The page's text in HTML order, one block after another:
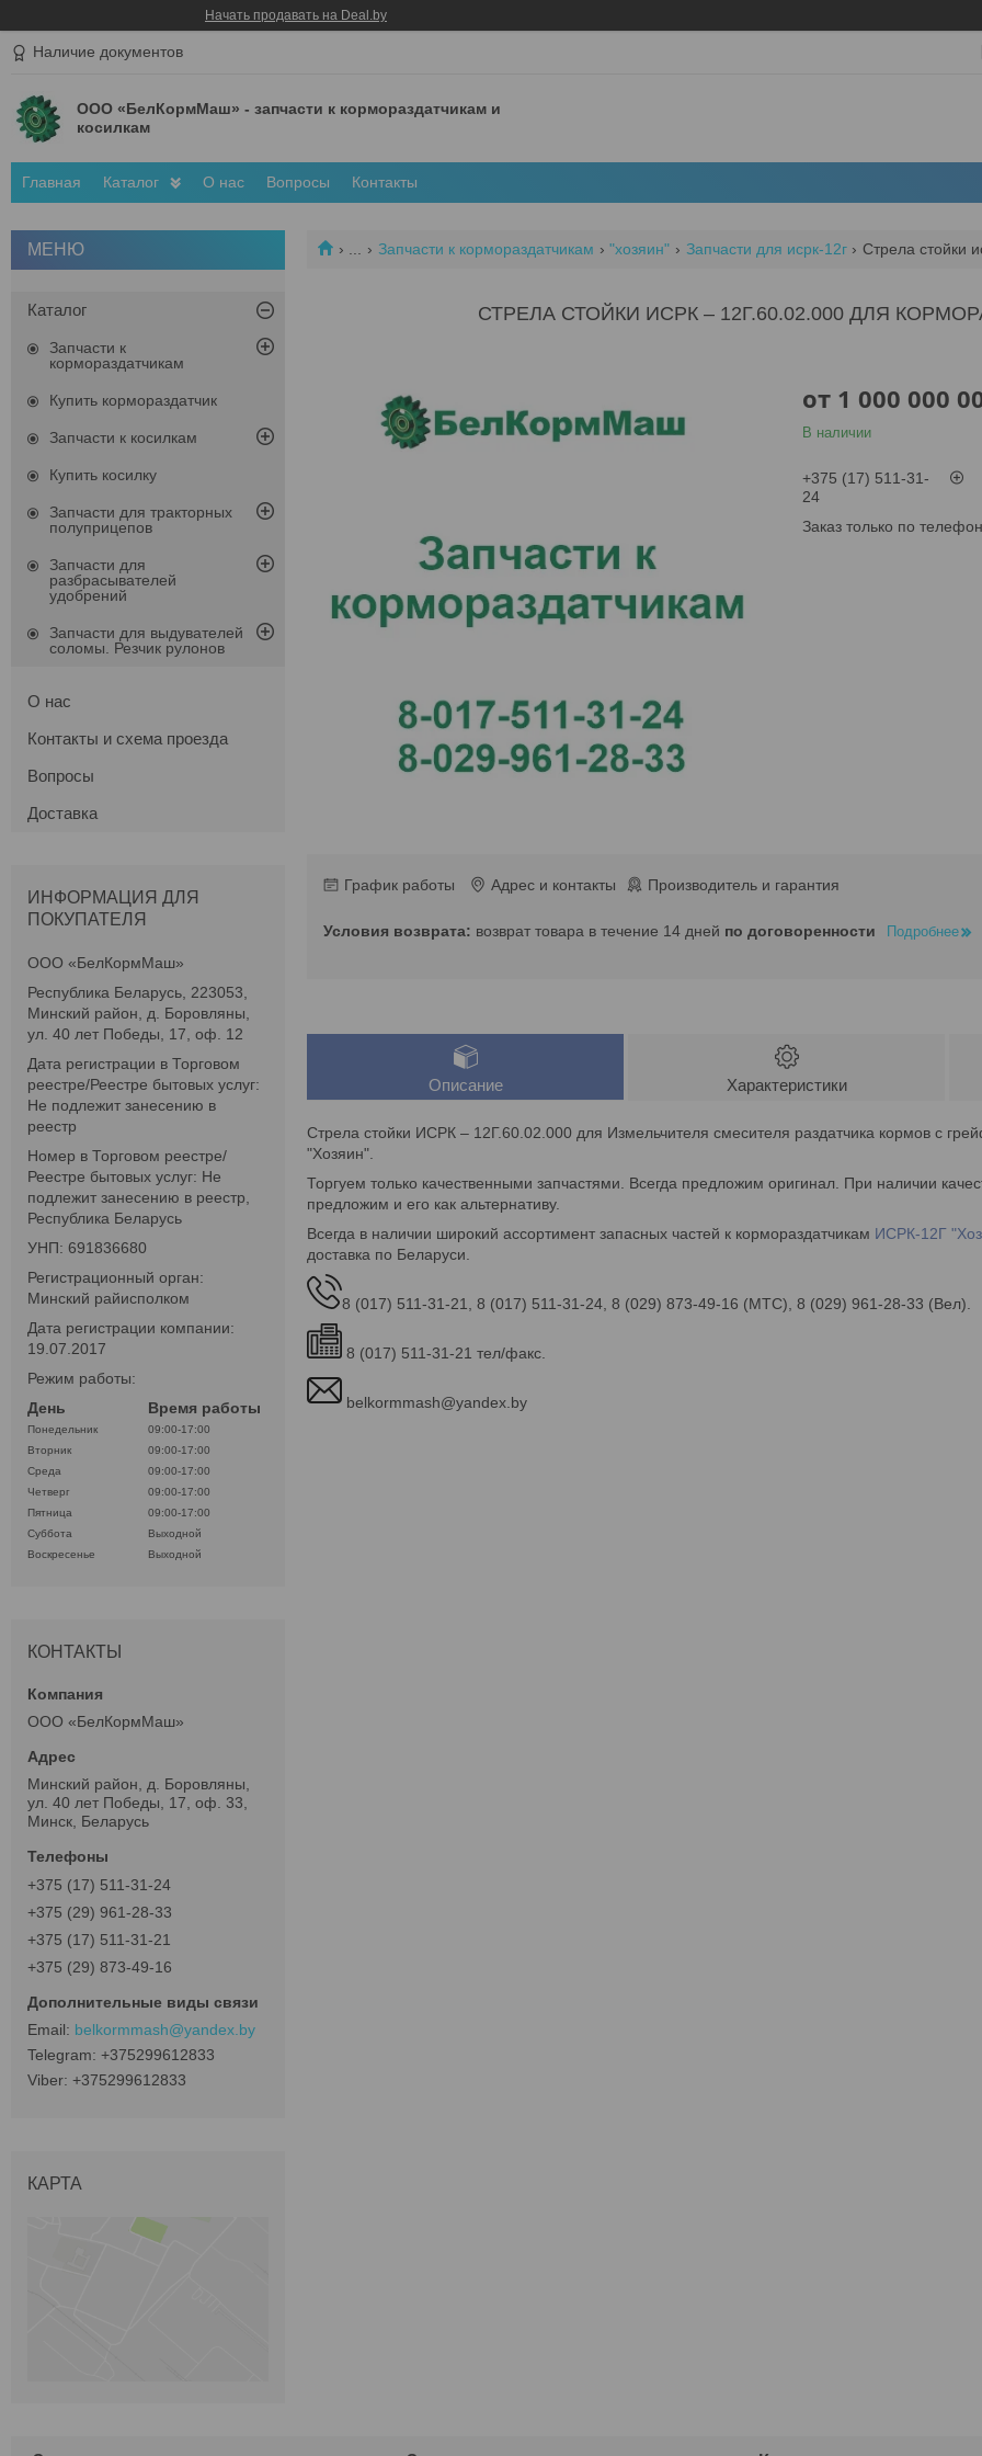
Начать продавать на Deal.by
Наличие документов
ООО «БелКормМаш» - запчасти к кормораздатчикам и
косилкам
Главная Каталог О нас Вопросы Контакты
Запчасти к кормораздатчикам "хозяин" Запчасти для исрк-12г Стрела стойки
СТРЕЛА СТОЙКИ ИСРК – 12Г.60.02.000 ДЛЯ
от 1 000 000
В наличии
+375 (17) 511-31-
24
Заказ только по
График работы Адрес и контакты Производитель и гарантия
возврат товара в течение 14 дней по договоренности Подробнее
Описание Характеристики
Стрела стойки ИСРК – 12Г.60.02.000 для Измельчителя смесителя раздатчика кормов с
"Хозяин".
Торгуем только качественными запчастями. Всегда предложим оригинал. При наличии
предложим и его как альтернативу.
Всегда в наличии широкий ассортимент запасных частей к кормораздатчикам ИСРК-12Г
доставка по Беларуси.
8 (017) 511-31-21, 8 (017) 511-31-24, 8 (029) 873-49-16 (МТС), 8 (029) 961-28-33 (Вел).
8 (017) 511-31-21 тел/факс.
belkormmash@yandex.by
Каталог
Запчасти к
кормораздатчикам
Купить кормораздатчик
Запчасти к косилкам
Купить косилку
Запчасти для тракторных
полуприцепов
Запчасти для
разбрасывателей
удобрений
Запчасти для выдувателей
соломы. Резчик рулонов
О нас
Контакты и схема проезда
Вопросы
Доставка
ИНФОРМАЦИЯ ДЛЯ
ПОКУПАТЕЛЯ
ООО «БелКормМаш»
Республика Беларусь, 223053,
Минский район, д. Боровляны,
ул. 40 лет Победы, 17, оф. 12
Дата регистрации в Торговом
реестре/Реестре бытовых услуг:
Не подлежит занесению в
реестр
Номер в Торговом реестре/
Реестре бытовых услуг: Не
подлежит занесению в реестр,
Республика Беларусь
УНП: 691836680
Регистрационный орган:
Минский райисполком
Дата регистрации компании:
19.07.2017
Режим работы:
День
Время работы
Понедельник
09:00-17:00
Вторник
09:00-17:00
Среда
09:00-17:00
Четверг
09:00-17:00
Пятница
09:00-17:00
Суббота
Выходной
Воскресенье
Выходной
КОНТАКТЫ
ООО «БелКормМаш»
Минский район, д. Боровляны,
ул. 40 лет Победы, 17, оф. 33,
Минск, Беларусь
+375 (17) 511-31-24
+375 (29) 961-28-33
+375 (17) 511-31-21
+375 (29) 873-49-16
belkormmash@yandex.by
+375299612833
+375299612833
КАРТА